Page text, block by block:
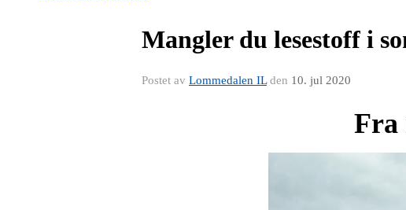
Mangler du lesestoff i
Postet av Lommedalen ILden 10. jul 2020
Fra